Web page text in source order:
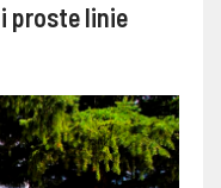
proste linie